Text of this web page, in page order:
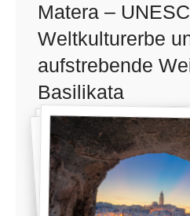
Matera –
Weltkulturerbe
aufstrebende
Basilikata